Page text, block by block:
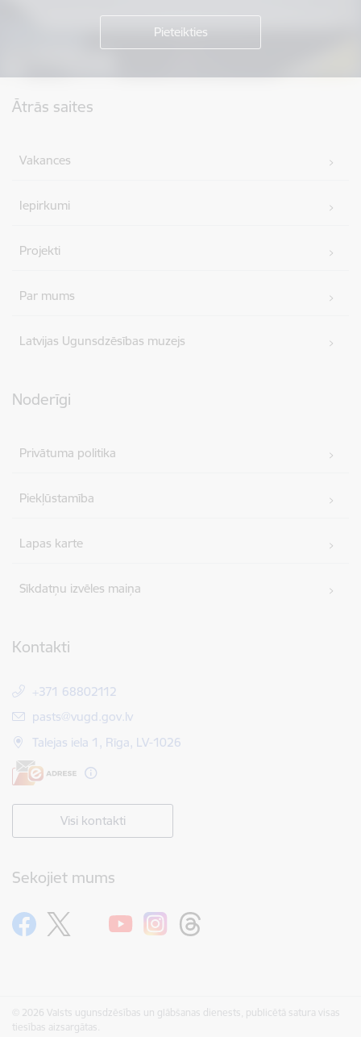
Ātrās saites
Vakances
Iepirkumi
Projekti
Par mums
Latvijas Ugunsdzēsības muzejs
Noderīgi
Privātuma politika
Piekļūstamība
Lapas karte
Sīkdatņu izvēles maiņa
Kontakti
+371 68802112
E-pasts:
pasts@vugd.gov.lv
Talejas iela 1, Rīga, LV-1026
Visi kontakti
Sekojiet mums
© 2026 Valsts ugunsdzēsības un glābšanas dienests, publicētā satura visas
tiesības aizsargātas.